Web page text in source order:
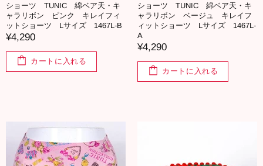
ショーツ TUNIC 綿ベア天・キ
ャラリボン ピンク キレイフィ
ットショーツ Lサイズ 1467L-B
¥4,290
カートに入れる
ショーツ TUNIC 綿ベア天・キ
ャラリボン ベージュ キレイフ
ィットショーツ Lサイズ 1467L-
A
¥4,290
カートに入れる